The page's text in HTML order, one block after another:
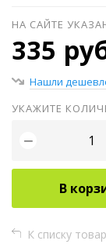
НА САЙТЕ
335
Нашли
УКАЖИТЕ
−
В
К списку